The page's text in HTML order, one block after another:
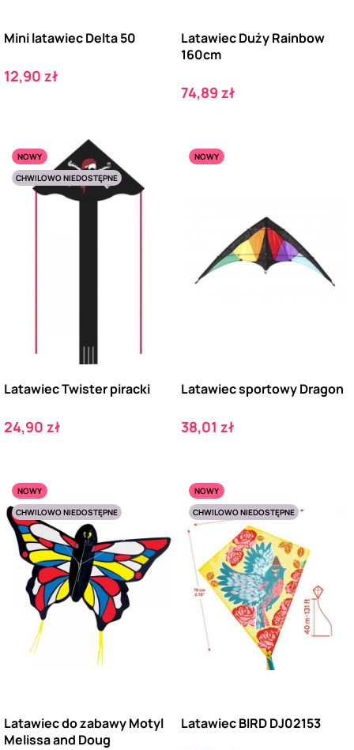
Mini latawiec Delta 50
Cena
12,90 zł
Latawiec Duży Rainbow
160cm
Cena
74,89 zł
NOWY
CHWILOWO NIEDOSTĘPNE
Latawiec Twister piracki
Cena
24,90 zł
NOWY
Latawiec sportowy Dragon
Cena
38,01 zł
NOWY
CHWILOWO NIEDOSTĘPNE
Latawiec do zabawy Motyl
Melissa and Doug
NOWY
CHWILOWO NIEDOSTĘPNE
Latawiec BIRD DJ02153